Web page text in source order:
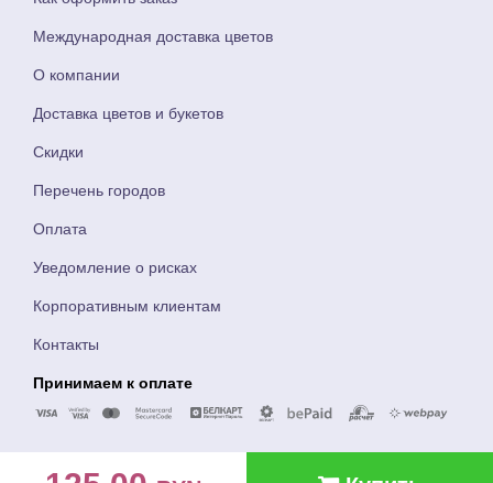
Международная доставка цветов
О компании
Доставка цветов и букетов
Скидки
Перечень городов
Оплата
Уведомление о рисках
Корпоративным клиентам
Контакты
Принимаем к оплате